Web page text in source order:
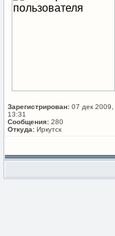
Зарегистрирован: 07 дек 2009,
13:31
Сообщения: 280
Откуда: Иркутск